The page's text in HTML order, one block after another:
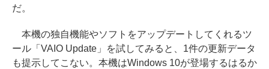
だ。
本機の独自機能やソフトをアップデートしてくれるツ
ール「VAIO Update」を試してみると、1件の更新データ
も提示してこない。本機はWindows 10が登場するはるか